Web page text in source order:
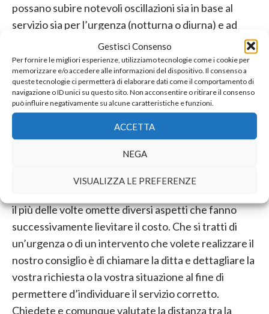
Gestisci Consenso
Per fornire le migliori esperienze, utilizziamo tecnologie come i cookie per
memorizzare e/o accedere alle informazioni del dispositivo. Il consenso a
queste tecnologie ci permetterà di elaborare dati come il comportamento di
navigazione o ID unici su questo sito. Non acconsentire o ritirare il consenso
può influire negativamente su alcune caratteristiche e funzioni.
ACCETTA
NEGA
VISUALIZZA LE PREFERENZE
possano subire notevoli oscillazioni sia in base al
servizio sia per l’urgenza (notturna o diurna) e ad
eventuali imprevisti. Questo non è sicuramente un
lavoro in guanti bianchi, è sporco, difficile, faticoso e
poco simpatico viste le situazioni con le quali ci si
deve confrontare. Ecco perché di sicuro non può
essere un lavoro economico ma di sicuro è un lavoro
utile e apprezzato da tutti i clienti che grazie al
servizio spurghi risolvono una situazione spiacevole
e potenzialmente dannosa per la salute. Tornando
spurghi Monza Prezzinoi consigliamo di
il più delle volte omette diversi aspetti che fanno
successivamente lievitare il costo. Che si tratti di
un’urgenza o di un intervento che volete realizzare il
nostro consiglio è di chiamare la ditta e dettagliare la
vostra richiesta o la vostra situazione al fine di
permettere d’individuare il servizio corretto.
Chiedete e comunque valutate la distanza tra la